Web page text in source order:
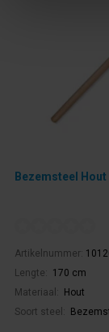
Bezemsteel Hout
Artikelnummer:
Lengte:
170 cm
Materiaal:
Hout
Soort steel: